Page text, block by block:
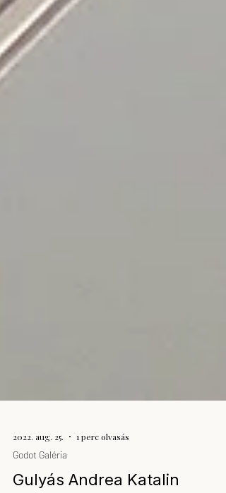
2022. aug. 25.
Godot Galéria